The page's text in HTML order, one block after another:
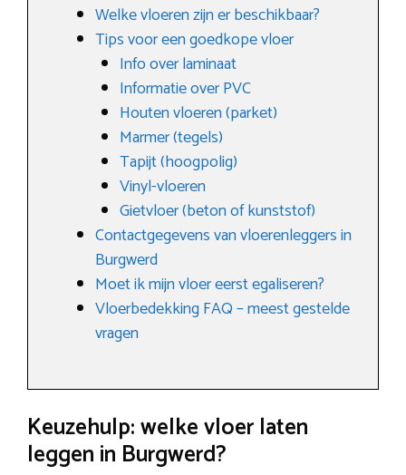
Welke vloeren zijn er beschikbaar?
Tips voor een goedkope vloer
Info over laminaat
Informatie over PVC
Houten vloeren (parket)
Marmer (tegels)
Tapijt (hoogpolig)
Vinyl-vloeren
Gietvloer (beton of kunststof)
Contactgegevens van vloerenleggers in
Burgwerd
Moet ik mijn vloer eerst egaliseren?
Vloerbedekking FAQ – meest gestelde
vragen
Keuzehulp: welke vloer laten
leggen in Burgwerd?